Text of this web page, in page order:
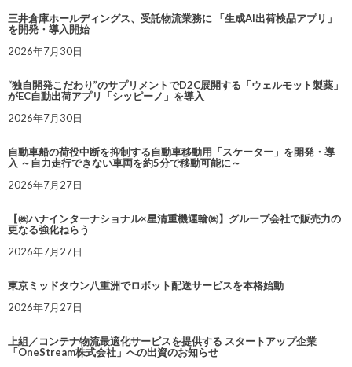
三井倉庫ホールディングス、受託物流業務に 「生成AI出荷検品アプリ」
を開発・導入開始
2026年7月30日
“独自開発こだわり”のサプリメントでD2C展開する「ウェルモット製薬」
がEC自動出荷アプリ「シッピーノ」を導入
2026年7月30日
自動車船の荷役中断を抑制する自動車移動用「スケーター」を開発・導
入 ～自力走行できない車両を約5分で移動可能に～
2026年7月27日
【㈱ハナインターナショナル×星清重機運輸㈱】グループ会社で販売力の
更なる強化ねらう
2026年7月27日
東京ミッドタウン八重洲でロボット配送サービスを本格始動
2026年7月27日
上組／コンテナ物流最適化サービスを提供する スタートアップ企業
「OneStream株式会社」への出資のお知らせ